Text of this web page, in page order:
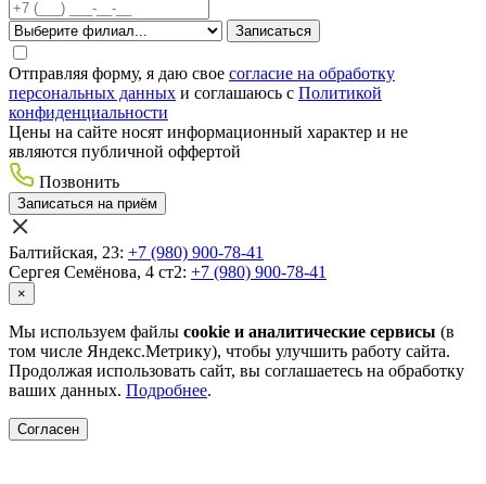
Отправляя форму, я даю свое согласие на обработку
персональных данных и соглашаюсь c Политикой
конфиденциальности
Цены на сайте носят информационный характер и не
являются публичной оффертой
Позвонить
Записаться на приём
Балтийская, 23: +7 (980) 900-78-41
Сергея Семёнова, 4 ст2: +7 (980) 900-78-41
×
Мы используем файлы cookie и аналитические сервисы (в
том числе Яндекс.Метрику), чтобы улучшить работу сайта.
Продолжая использовать сайт, вы соглашаетесь на обработку
ваших данных. Подробнее.
Согласен